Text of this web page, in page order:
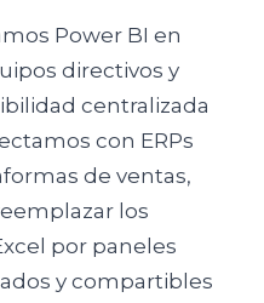
Power BI en
directivos y
centralizada
con ERPs
de ventas,
los
por paneles
y compartibles